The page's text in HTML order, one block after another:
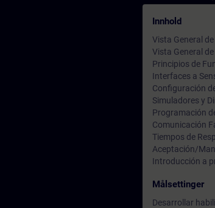
Innhold
Vista General
Vista General
Principios de
Interfaces a
Configuración
Simuladores y
Programación
Comunicación
Tiempos de
Aceptación/
Introducción a
Målsettinger
Desarrollar